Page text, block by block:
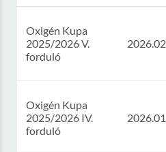
Oxigén Kupa
2025/2026 V.
forduló
Oxigén Kupa
2025/2026 IV.
forduló